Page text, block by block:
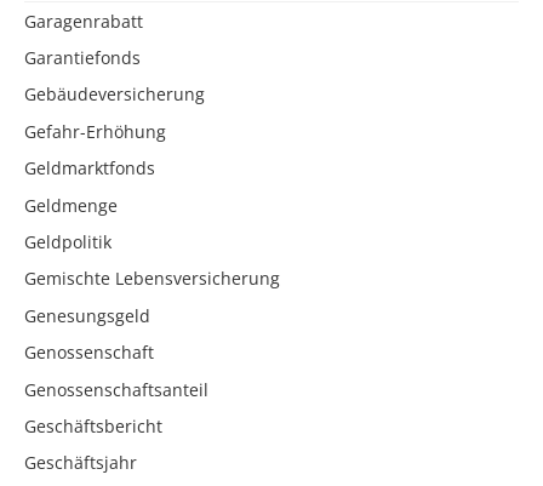
Garagenrabatt
Garantiefonds
Gebäudeversicherung
Gefahr-Erhöhung
Geldmarktfonds
Geldmenge
Geldpolitik
Gemischte Lebensversicherung
Genesungsgeld
Genossenschaft
Genossenschaftsanteil
Geschäftsbericht
Geschäftsjahr